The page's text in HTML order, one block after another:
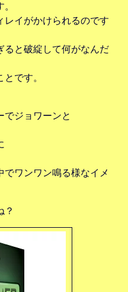
レイがかけられるのです
ると破綻して何がなんだ
です。
でジョワーンと
でワンワン鳴る様なイメ
？